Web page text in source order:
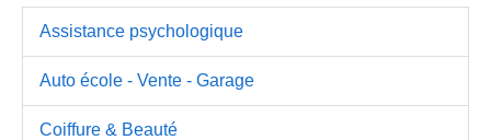
Assistance psychologique
Auto école - Vente - Garage
Coiffure & Beauté